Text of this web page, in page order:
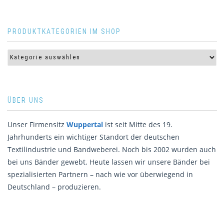
PRODUKTKATEGORIEN IM SHOP
ÜBER UNS
Unser Firmensitz Wuppertal ist seit Mitte des 19.
Jahrhunderts ein wichtiger Standort der deutschen
Textilindustrie und Bandweberei. Noch bis 2002 wurden auch
bei uns Bänder gewebt. Heute lassen wir unsere Bänder bei
spezialisierten Partnern – nach wie vor überwiegend in
Deutschland – produzieren.